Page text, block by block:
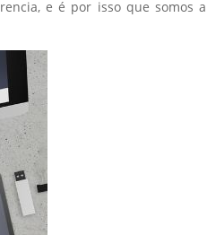
e é por isso que somos a